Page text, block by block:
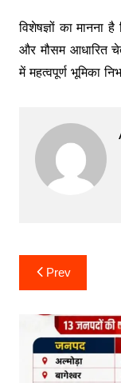
विशेषज्ञों का मानना
और मौसम आधारित
में महत्वपूर्ण भूमिका
Post
navigation
Prev